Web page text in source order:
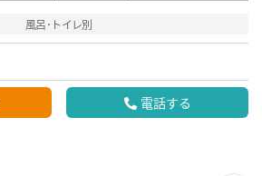
風呂･トイレ別
電話する